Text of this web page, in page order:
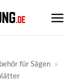
für Sägen »